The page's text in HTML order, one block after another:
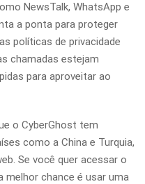
NewsTalk, WhatsApp e
a ponta para proteger
políticas de privacidade
chamadas estejam
para aproveitar ao
o CyberGhost tem
como a China e Turquia,
Se você quer acessar o
melhor chance é usar uma